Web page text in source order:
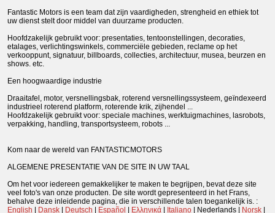
Fantastic Motors is een team dat zijn vaardigheden, strengheid en ethiek tot
uw dienst stelt door middel van duurzame producten.
Hoofdzakelijk gebruikt voor: presentaties, tentoonstellingen, decoraties,
etalages, verlichtingswinkels, commerciële gebieden, reclame op het
verkooppunt, signatuur, billboards, collecties, architectuur, musea, beurzen en
shows. etc.
Een hoogwaardige industrie
Draaitafel, motor, versnellingsbak, roterend versnellingssysteem, geïndexeerd
industrieel roterend platform, roterende krik, zijhendel ...
Hoofdzakelijk gebruikt voor: speciale machines, werktuigmachines, lasrobots,
verpakking, handling, transportsysteem, robots ...
Kom naar de wereld van FANTASTICMOTORS
ALGEMENE PRESENTATIE VAN DE SITE IN UW TAAL
Om het voor iedereen gemakkelijker te maken te begrijpen, bevat deze site
veel foto's van onze producten. De site wordt gepresenteerd in het Frans,
behalve deze inleidende pagina, die in verschillende talen toegankelijk is. :
English
Dansk Deutsch Español Ελληνικά Italiano | Nederlands | Norsk